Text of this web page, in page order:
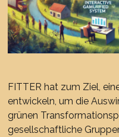
FITTER hat zum Ziel,
entwickeln, um die
grünen
gesellschaftliche